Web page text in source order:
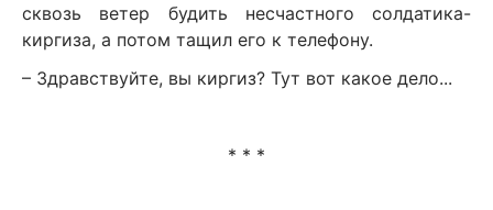
сквозь ветер будить несчастного солдатика-
киргиза, а потом тащил его к телефону.
– Здравствуйте, вы киргиз? Тут вот какое дело...
* * *